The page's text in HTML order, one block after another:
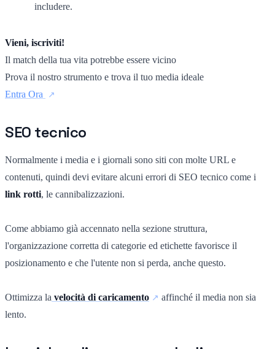
includere.
Vieni, iscriviti!
Il match della tua vita potrebbe essere vicino
Prova il nostro strumento e trova il tuo media ideale
Entra Ora
SEO tecnico
Normalmente i media e i giornali sono siti con molte URL e
contenuti, quindi devi evitare alcuni errori di SEO tecnico come i
link rotti, le cannibalizzazioni.
Come abbiamo già accennato nella sezione struttura,
l'organizzazione corretta di categorie ed etichette favorisce il
posizionamento e che l'utente non si perda, anche questo.
Ottimizza la velocità di caricamento
affinché il media non sia
lento.